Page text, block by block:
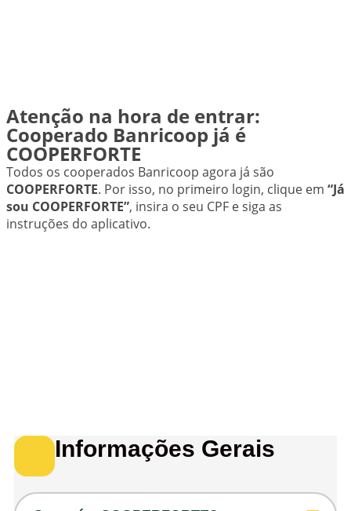
Atenção na hora de entrar:
Cooperado Banricoop já é
COOPERFORTE
Todos os cooperados Banricoop agora já são
COOPERFORTE. Por isso, no primeiro login, clique em “Já
sou COOPERFORTE”, insira o seu CPF e siga as
instruções do aplicativo.
Informações Gerais